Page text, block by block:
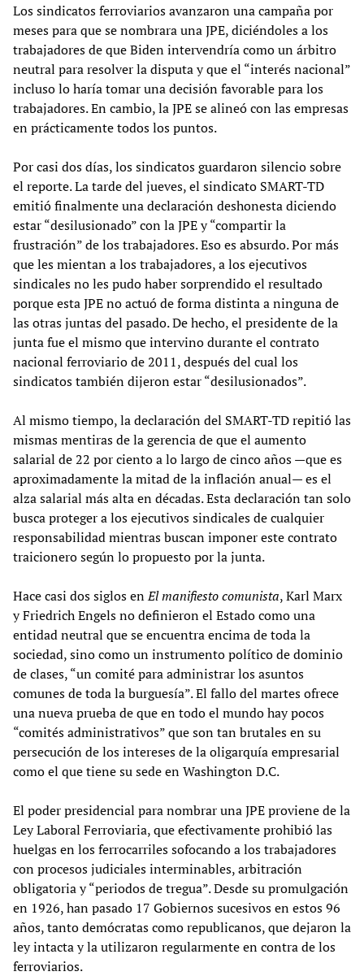
Los sindicatos ferroviarios avanzaron una campaña por
meses para que se nombrara una JPE, diciéndoles a los
trabajadores de que Biden intervendría como un árbitro
neutral para resolver la disputa y que el “interés nacional”
incluso lo haría tomar una decisión favorable para los
trabajadores. En cambio, la JPE se alineó con las empresas
en prácticamente todos los puntos.
Por casi dos días, los sindicatos guardaron silencio sobre
el reporte. La tarde del jueves, el sindicato SMART-TD
emitió finalmente una declaración deshonesta diciendo
estar “desilusionado” con la JPE y “compartir la
frustración” de los trabajadores. Eso es absurdo. Por más
que les mientan a los trabajadores, a los ejecutivos
sindicales no les pudo haber sorprendido el resultado
porque esta JPE no actuó de forma distinta a ninguna de
las otras juntas del pasado. De hecho, el presidente de la
junta fue el mismo que intervino durante el contrato
nacional ferroviario de 2011, después del cual los
sindicatos también dijeron estar “desilusionados”.
Al mismo tiempo, la declaración del SMART-TD repitió las
mismas mentiras de la gerencia de que el aumento
salarial de 22 por ciento a lo largo de cinco años —que es
aproximadamente la mitad de la inflación anual— es el
alza salarial más alta en décadas. Esta declaración tan solo
busca proteger a los ejecutivos sindicales de cualquier
responsabilidad mientras buscan imponer este contrato
traicionero según lo propuesto por la junta.
Hace casi dos siglos enEl manifiesto comunista, Karl Marx
y Friedrich Engels no definieron el Estado como una
entidad neutral que se encuentra encima de toda la
sociedad, sino como un instrumento político de dominio
de clases, “un comité para administrar los asuntos
comunes de toda la burguesía”. El fallo del martes ofrece
una nueva prueba de que en todo el mundo hay pocos
“comités administrativos” que son tan brutales en su
persecución de los intereses de la oligarquía empresarial
como el que tiene su sede en Washington D.C.
El poder presidencial para nombrar una JPE proviene de la
Ley Laboral Ferroviaria, que efectivamente prohibió las
huelgas en los ferrocarriles sofocando a los trabajadores
con procesos judiciales interminables, arbitración
obligatoria y “periodos de tregua”. Desde su promulgación
en 1926, han pasado 17 Gobiernos sucesivos en estos 96
años, tanto demócratas como republicanos, que dejaron la
ley intacta y la utilizaron regularmente en contra de los
ferroviarios.